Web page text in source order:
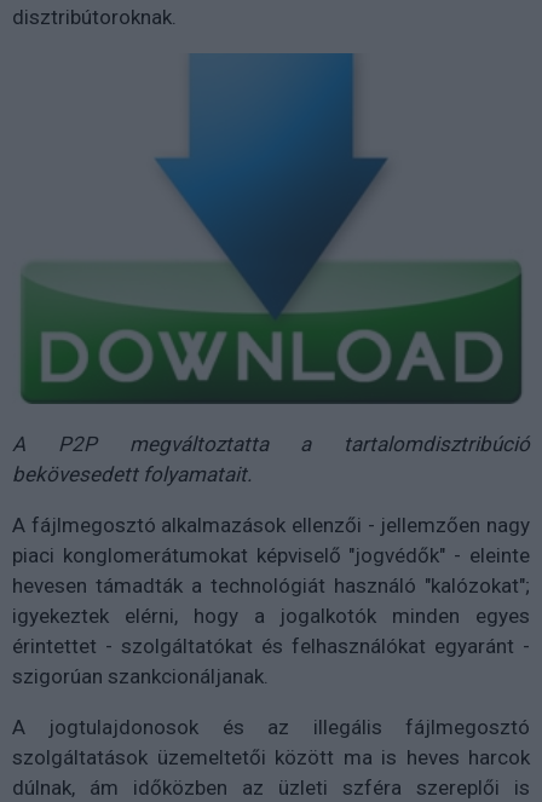
disztribútoroknak.
A P2P megváltoztatta a tartalomdisztribúció
bekövesedett folyamatait.
A fájlmegosztó alkalmazások ellenzői - jellemzően nagy
piaci konglomerátumokat képviselő "jogvédők" - eleinte
hevesen támadták a technológiát használó "kalózokat";
igyekeztek elérni, hogy a jogalkotók minden egyes
érintettet - szolgáltatókat és felhasználókat egyaránt -
szigorúan szankcionáljanak.
A jogtulajdonosok és az illegális fájlmegosztó
szolgáltatások üzemeltetői között ma is heves harcok
dúlnak, ám időközben az üzleti szféra szereplői is